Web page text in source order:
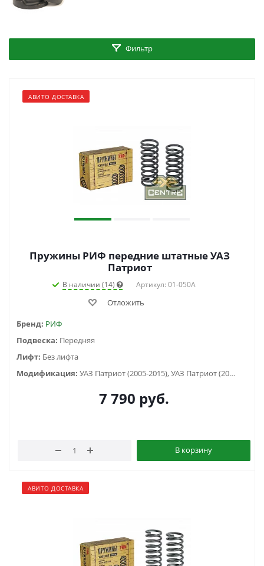
Фильтр
АВИТО ДОСТАВКА
Пружины РИФ передние штатные УАЗ
Патриот
В наличии (14) Артикул: 01-050A
Отложить
Бренд: РИФ
Подвеска: Передняя
Лифт: Без лифта
Модификация:
УАЗ Патриот (2005-2015), УАЗ Патриот (2015-2018), УАЗ Патриот пикап (2008-...)
7 790 руб.
В корзину
АВИТО ДОСТАВКА